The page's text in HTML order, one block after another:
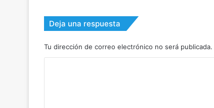
Deja una respuesta
Tu dirección de correo electrónico no será publicada.